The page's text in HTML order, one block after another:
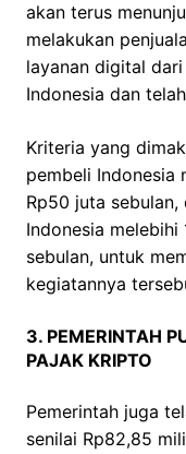
akan terus
melakukan
layanan digital
Indonesia dan
Kriteria yang
pembeli Indonesia
Rp50 juta
Indonesia melebihi
sebulan, untuk
kegiatannya
3. PEMERINTAH
PAJAK KRIPTO
Pemerintah juga
senilai Rp82,85